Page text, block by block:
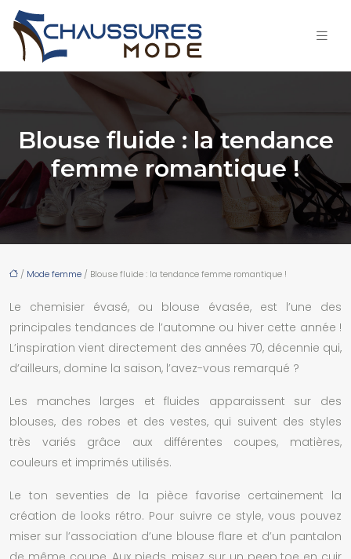
Blouse fluide : la tendance
femme romantique !
/ Mode femme / Blouse fluide : la tendance femme romantique !
Le chemisier évasé, ou blouse évasée, est l’une des
principales tendances de l’automne ou hiver cette année !
L’inspiration vient directement des années 70, décennie qui,
d’ailleurs, domine la saison, l’avez-vous remarqué ?
Les manches larges et fluides apparaissent sur des
blouses, des robes et des vestes, qui suivent des styles
très variés grâce aux différentes coupes, matières,
couleurs et imprimés utilisés.
Le ton seventies de la pièce favorise certainement la
création de looks rétro. Pour suivre ce style, vous pouvez
miser sur l’association d’une blouse flare et d’un pantalon